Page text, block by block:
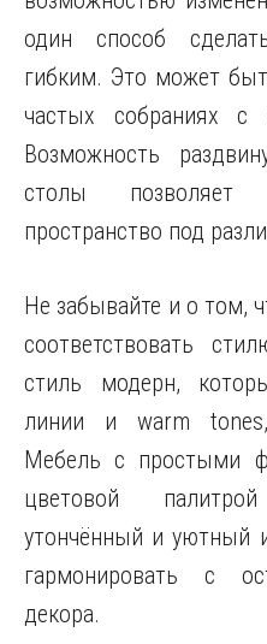
один способ
гибким. Это может
частых собраниях с
Возможность
столы позволяет
пространство под
Не забывайте и о том,
соответствовать
стиль модерн,
линии и warm tones,
Мебель с простыми
цветовой
утончённый и уютный
гармонировать с
декора.